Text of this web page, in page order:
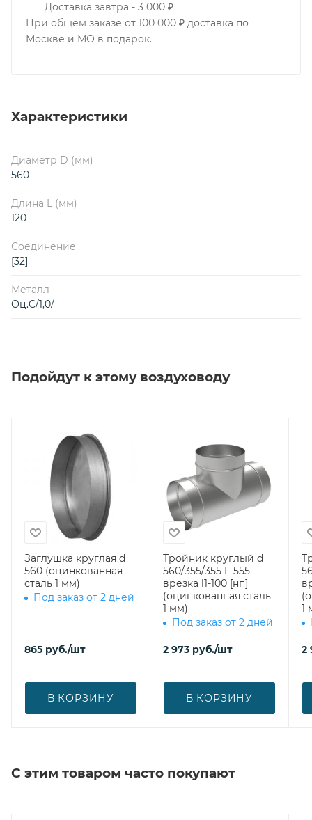
Доставка завтра - 3 000 ₽
При общем заказе от 100 000 ₽ доставка по
Москве и МО в подарок.
Характеристики
Диаметр D (мм)
560
Длина L (мм)
120
Соединение
[32]
Металл
Оц.С/1,0/
Подойдут к этому воздуховоду
Заглушка круглая d
560 (оцинкованная
сталь 1 мм)
Под заказ от 2 дней
865 руб./шт
В КОРЗИНУ
Тройник круглый d
560/355/355 L-555
врезка l1-100 [нп]
(оцинкованная сталь
1 мм)
Под заказ от 2 дней
2 973 руб./шт
В КОРЗИНУ
1
2
С этим товаром часто покупают